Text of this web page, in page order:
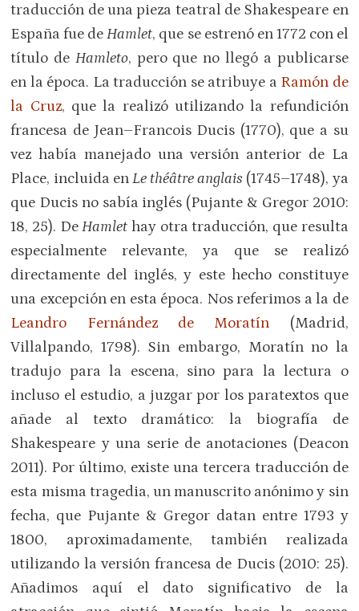
traducción de una pieza teatral de Shakespeare en
España fue deHamlet, que se estrenó en 1772 con el
título de Hamleto, pero que no llegó a publicarse
en la época. La traducción se atribuye a Ramón de
la Cruz, que la realizó utilizando la refundición
francesa de Jean–Francois Ducis (1770), que a su
vez había manejado una versión anterior de La
Place, incluida enLe théâtre anglais (1745–1748), ya
que Ducis no sabía inglés (Pujante & Gregor 2010:
18, 25). DeHamlet hay otra traducción, que resulta
especialmente relevante, ya que se realizó
directamente del inglés, y este hecho constituye
una excepción en esta época. Nos referimos a la de
Leandro Fernández de Moratín (Madrid,
Villalpando, 1798). Sin embargo, Moratín no la
tradujo para la escena, sino para la lectura o
incluso el estudio, a juzgar por los paratextos que
añade al texto dramático: la biografía de
Shakespeare y una serie de anotaciones (Deacon
2011). Por último, existe una tercera traducción de
esta misma tragedia, un manuscrito anónimo y sin
fecha, que Pujante & Gregor datan entre 1793 y
1800, aproximadamente, también realizada
utilizando la versión francesa de Ducis (2010: 25).
Añadimos aquí el dato significativo de la